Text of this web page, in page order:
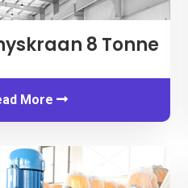
8 Tonne
More